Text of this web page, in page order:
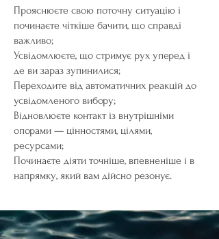
Прояснюєте свою поточну ситуацію і
починаєте чіткіше бачити, що справді
важливо;
Усвідомлюєте, що стримує рух уперед і
де ви зараз зупинилися;
Переходите від автоматичних реакцій до
усвідомленого вибору;
Відновлюєте контакт із внутрішніми
опорами — цінностями, цілями,
ресурсами;
Починаєте діяти точніше, впевненіше і в
напрямку, який вам дійсно резонує.